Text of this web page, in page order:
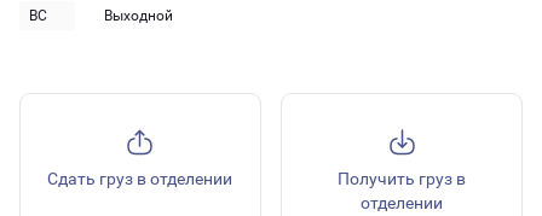
ВС
Выходной
Сдать груз в отделении
Получить груз в
отделении